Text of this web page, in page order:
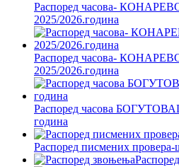
Распоред часова-
2025/2026.година
Распоред часова-
2025/2026.година
Распоред часова
година
Распоред писмених провера-